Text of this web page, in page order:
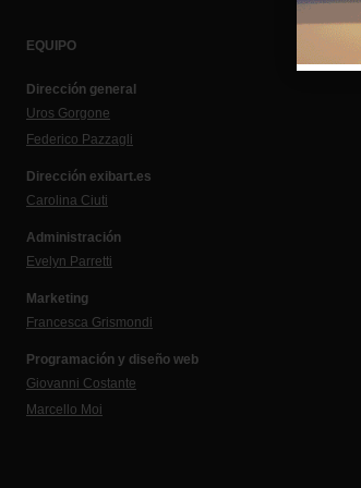
EQUIPO
Dirección general
Uros Gorgone
Federico Pazzagli
Dirección exibart.es
Carolina Ciuti
Administración
Evelyn Parretti
Marketing
Francesca Grismondi
Programación y diseño web
Giovanni Costante
Marcello Moi